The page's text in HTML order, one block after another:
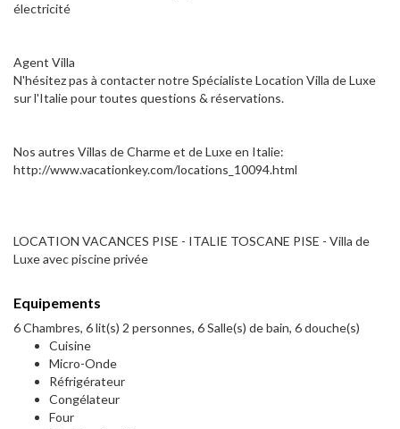
électricité
Agent Villa
N'hésitez pas à contacter notre Spécialiste Location Villa de Luxe
sur l'Italie pour toutes questions & réservations.
Nos autres Villas de Charme et de Luxe en Italie:
http://www.vacationkey.com/locations_10094.html
LOCATION VACANCES PISE - ITALIE TOSCANE PISE - Villa de
Luxe avec piscine privée
Equipements
6 Chambres, 6 lit(s) 2 personnes, 6 Salle(s) de bain, 6 douche(s)
Cuisine
Micro-Onde
Réfrigérateur
Congélateur
Four